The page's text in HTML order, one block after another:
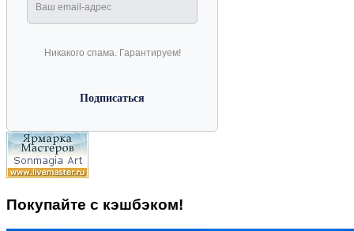
Никакого спама. Гарантируем!
Покупайте с кэшбэком!